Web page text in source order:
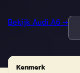
Bekijk Audi A6→
Kenmerk